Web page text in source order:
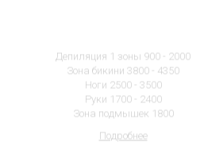
Депиляция 1 зоны 900 - 2000
Зона бикини 3800 - 4350
Ноги 2500 - 3500
Руки 1700 - 2400
Зона подмышек 1800
Подробнее